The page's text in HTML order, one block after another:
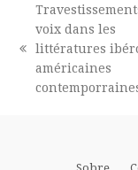
previous
post:
voix dans les
littératures
américaines